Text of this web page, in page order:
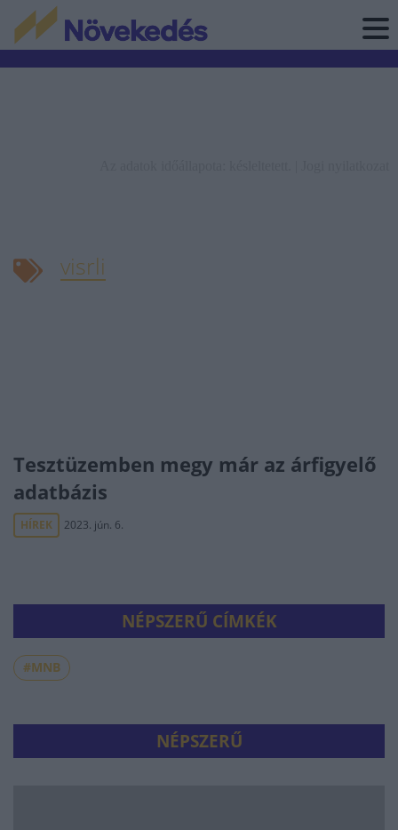
visrli
Tesztüzemben megy már az árfigyelő
adatbázis
HÍREK 2023. jún. 6.
NÉPSZERŰ CÍMKÉK
#MNB
NÉPSZERŰ